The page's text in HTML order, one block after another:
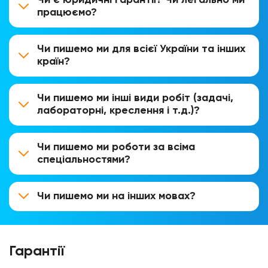
Гарантії
працюємо?
Чи пишемо ми для всієї України та інших
країн?
Чи пишемо ми інші види робіт (задачі,
лабораторні, креслення і т.д.)?
Чи пишемо ми роботи за всіма
спеціальностями?
Чи пишемо ми на інших мовах?